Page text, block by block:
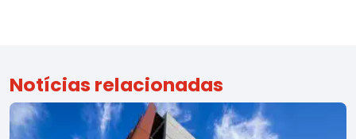
Notícias relacionadas